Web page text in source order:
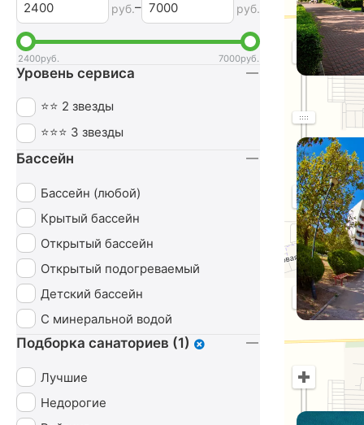
Оздоровительный
Опорно-двигательный аппарат
Ортопедия
Похудение
Чекап
Эндокринная система
руб.– руб.
2400руб. 7000руб.
Уровень сервиса
⭐⭐ 2 звезды
⭐⭐⭐ 3 звезды
Бассейн
Бассейн (любой)
Крытый бассейн
Открытый бассейн
Открытый подогреваемый
Детский бассейн
С минеральной водой
Подборка санаториев (1)
Лучшие
Недорогие